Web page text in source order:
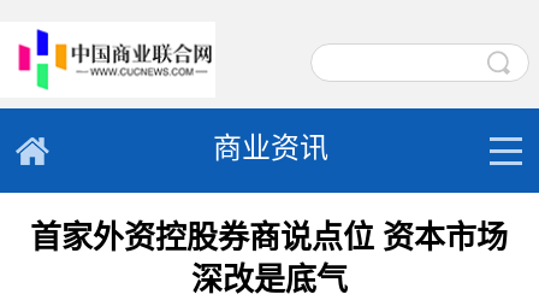
商业资讯
首家外资控股券商说点位 资本市场
深改是底气